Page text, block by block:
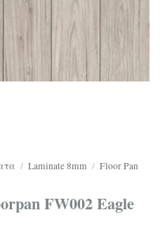
/ Laminate 8mm / Floor Pan
FW002 Eagle